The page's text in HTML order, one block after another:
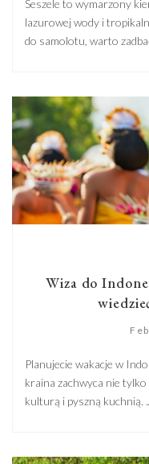
Seszele to wymarzony
lazurowej wody i
do samolotu, warto
kilka szczepień może
Waszego
Wiza do
Planujecie wakacje w
kraina zachwyca nie tylko
kulturą i pyszną kuchnią.
straszne, jak się wydaje.